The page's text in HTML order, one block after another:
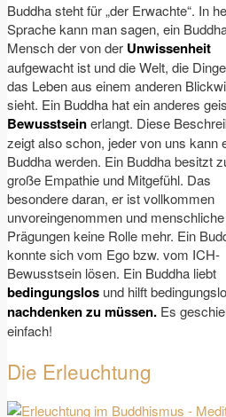
Buddha steht für „der Erwachte“. In
Sprache kann man sagen, ein
Mensch der von der Unwissenheit
aufgewacht ist und die Welt, die
das Leben aus einem anderen
sieht. Ein Buddha hat ein anderes
Bewusstseinerlangt. Diese
zeigt also schon, jeder von uns kann
Buddha werden. Ein Buddha besitzt
große Empathie und Mitgefühl. Das
besondere daran, er ist vollkommen
unvoreingenommen und menschliche
Prägungen keine Rolle mehr. Ein
konnte sich vom Ego bzw. vom ICH-
Bewusstsein lösen. Ein Buddha liebt
bedingungslos und hilft
nachdenken zu müssen. Es
einfach!
Die Erleuchtung